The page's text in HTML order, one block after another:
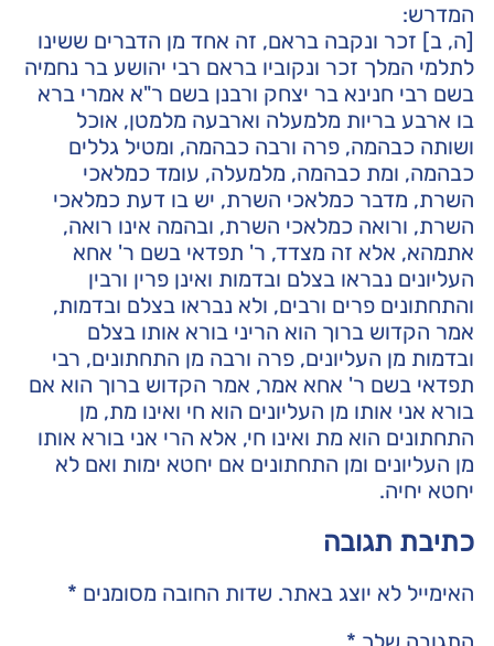
המדרש:
[ה, ב] זכר ונקבה בראם, זה אחד מן הדברים ששינו
לתלמי המלך זכר ונקוביו בראם רבי יהושע בר נחמיה
בשם רבי חנינא בר יצחק ורבנן בשם ר"א אמרי ברא
בו ארבע בריות מלמעלה וארבעה מלמטן, אוכל
ושותה כבהמה, פרה ורבה כבהמה, ומטיל גללים
כבהמה, ומת כבהמה, מלמעלה, עומד כמלאכי
השרת, מדבר כמלאכי השרת, יש בו דעת כמלאכי
השרת, ורואה כמלאכי השרת, ובהמה אינו רואה,
אתמהא, אלא זה מצדד, ר' תפדאי בשם ר' אחא
העליונים נבראו בצלם ובדמות ואינן פרין ורבין
והתחתונים פרים ורבים, ולא נבראו בצלם ובדמות,
אמר הקדוש ברוך הוא הריני בורא אותו בצלם
ובדמות מן העליונים, פרה ורבה מן התחתונים, רבי
תפדאי בשם ר' אחא אמר, אמר הקדוש ברוך הוא אם
בורא אני אותו מן העליונים הוא חי ואינו מת, מן
התחתונים הוא מת ואינו חי, אלא הרי אני בורא אותו
מן העליונים ומן התחתונים אם יחטא ימות ואם לא
יחטא יחיה.
כתיבת תגובה
האימייל לא יוצג באתר. שדות החובה מסומנים *